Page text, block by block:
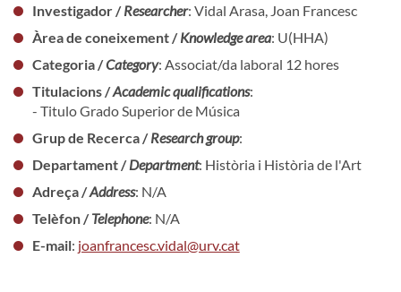
Investigador /Researcher: Vidal Arasa, Joan Francesc
Àrea de coneixement /Knowledge area: U(HHA)
Categoria /Category: Associat/da laboral 12 hores
Titulacions /Academic qualifications:
- Titulo Grado Superior de Música
Grup de Recerca /Research group:
Departament /Department: Història i Història de l'Art
Adreça /Address: N/A
Telèfon /Telephone: N/A
E-mail: joanfrancesc.vidal@urv.cat